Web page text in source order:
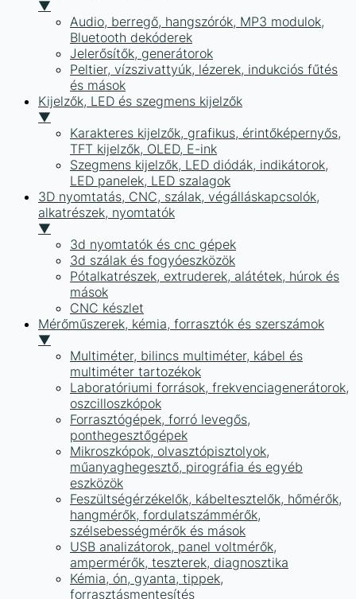
▼
Audio, berregő, hangszórók, MP3 modulok,
Bluetooth dekóderek
Jelerősítők, generátorok
Peltier, vízszivattyúk, lézerek, indukciós fűtés
és mások
Kijelzők, LED és szegmens kijelzők
▼
Karakteres kijelzők, grafikus, érintőképernyős,
TFT kijelzők, OLED, E-ink
Szegmens kijelzők, LED diódák, indikátorok,
LED panelek, LED szalagok
3D nyomtatás, CNC, szálak, végálláskapcsolók,
alkatrészek, nyomtatók
▼
3d nyomtatók és cnc gépek
3d szálak és fogyóeszközök
Pótalkatrészek, extruderek, alátétek, húrok és
mások
CNC készlet
Mérőműszerek, kémia, forrasztók és szerszámok
▼
Multiméter, bilincs multiméter, kábel és
multiméter tartozékok
Laboratóriumi források, frekvenciagenerátorok,
oszcilloszkópok
Forrasztógépek, forró levegős,
ponthegesztőgépek
Mikroszkópok, olvasztópisztolyok,
műanyaghegesztő, pirográfia és egyéb
eszközök
Feszültségérzékelők, kábeltesztelők, hőmérők,
hangmérők, fordulatszámmérők,
szélsebességmérők és mások
USB analizátorok, panel voltmérők,
ampermérők, teszterek, diagnosztika
Kémia, ón, gyanta, tippek,
forrasztásmentesítés